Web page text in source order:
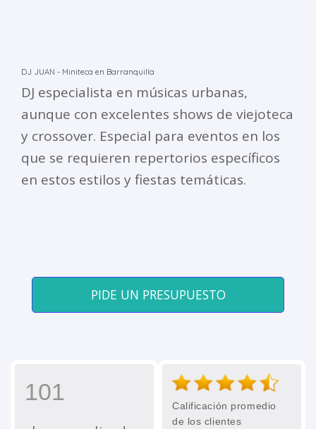
DJ JUAN - Miniteca en Barranquilla
DJ especialista en músicas urbanas,
aunque con excelentes shows de viejoteca
y crossover. Especial para eventos en los
que se requieren repertorios específicos
en estos estilos y fiestas temáticas.
PIDE UN PRESUPUESTO
101
Calificación promedio
de los clientes